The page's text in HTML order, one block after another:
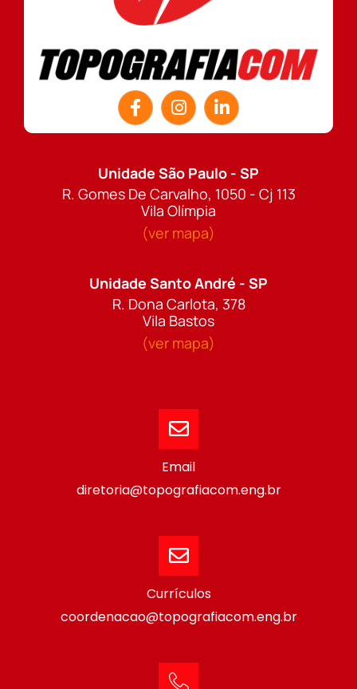
Unidade São Paulo - SP
R. Gomes De Carvalho, 1050 - Cj 113
Vila Olímpia
(ver mapa)
Unidade Santo André - SP
R. Dona Carlota, 378
Vila Bastos
(ver mapa)
Email
diretoria@topografiacom.eng.br
Currículos
coordenacao@topografiacom.eng.br